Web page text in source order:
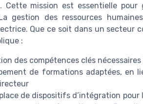
Cette mission est essentielle
La gestion des ressources
Que ce soit dans un secteur
:
des compétences clés
de formations adaptées, en
de dispositifs d’intégration